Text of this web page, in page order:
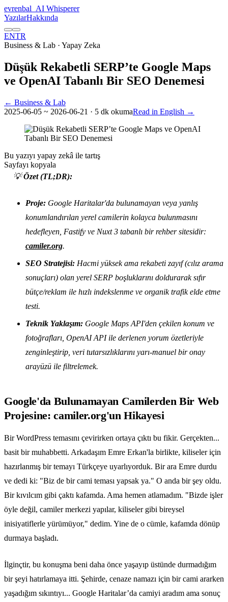
evrenbal AI Whisperer
YazılarHakkında
ENTR
Business & Lab · Yapay Zeka
Düşük Rekabetli SERP’te Google Maps
ve OpenAI Tabanlı Bir SEO Denemesi
← Business & Lab
2025-06-05 ~ 2026-06-21 · 5 dk okumaRead in English →
Bu yazıyı yapay zekâ ile tartış
Sayfayı kopyala
💡Özet (TL;DR):
Proje: Google Haritalar'da bulunamayan veya yanlış
konumlandırılan yerel camilerin kolayca bulunmasını
hedefleyen, Fastify ve Nuxt 3 tabanlı bir rehber sitesidir:
camiler.org.
SEO Stratejisi: Hacmi yüksek ama rekabeti zayıf (cılız arama
sonuçları) olan yerel SERP boşluklarını doldurarak sıfır
bütçe/reklam ile hızlı indekslenme ve organik trafik elde etme
testi.
Teknik Yaklaşım: Google Maps API'den çekilen konum ve
fotoğrafları, OpenAI API ile derlenen yorum özetleriyle
zenginleştirip, veri tutarsızlıklarını yarı-manuel bir onay
arayüzü ile filtrelemek.
Google'da Bulunamayan Camilerden Bir Web
Projesine: camiler.org'un Hikayesi
Bir WordPress temasını çevirirken ortaya çıktı bu fikir. Gerçekten...
basit bir muhabbetti. Arkadaşım Emre Erkan'la birlikte, kiliseler için
hazırlanmış bir temayı Türkçeye uyarlıyorduk. Bir ara Emre durdu
ve dedi ki: "Biz de bir cami teması yapsak ya." O anda bir şey oldu.
Bir kıvılcım gibi çaktı kafamda. Ama hemen atlamadım. "Bizde işler
öyle değil, camiler merkezi yapılar, kiliseler gibi bireysel
inisiyatiflerle yürümüyor," dedim. Yine de o cümle, kafamda dönüp
durmaya başladı.
İlginçtir, bu konuşma beni daha önce yaşayıp üstünde durmadığım
bir şeyi hatırlamaya itti. Şehirde, cenaze namazı için bir cami ararken
yaşadığım sıkıntıyı... Google Haritalar’da camiyi aradım ama sonuç